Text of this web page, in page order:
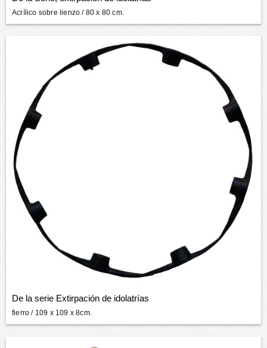
Acrílico sobre lienzo / 80 x 80 cm.
De la serie Extirpación de idolatrías
fierro / 109 x 109 x 8cm.